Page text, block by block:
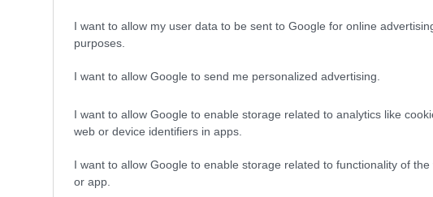
I want to allow my user data to be sent to Google for online
purposes.
I want to allow Google to send me personalized advertising.
I want to allow Google to enable storage related to analytics like
web or device identifiers in apps.
I want to allow Google to enable storage related to functionality of the
or app.